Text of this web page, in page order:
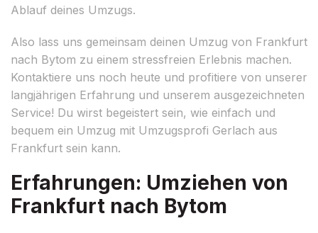
Ablauf deines Umzugs.
Also lass uns gemeinsam deinen Umzug von Frankfurt
nach Bytom zu einem stressfreien Erlebnis machen.
Kontaktiere uns noch heute und profitiere von unserer
langjährigen Erfahrung und unserem ausgezeichneten
Service! Du wirst begeistert sein, wie einfach und
bequem ein Umzug mit Umzugsprofi Gerlach aus
Frankfurt sein kann.
Erfahrungen: Umziehen von
Frankfurt nach Bytom